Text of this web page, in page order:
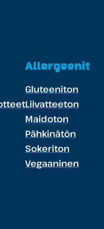
Allergeenit
Gluteeniton
Liivatteeton
Maidoton
Pähkinätön
Sokeriton
Vegaaninen